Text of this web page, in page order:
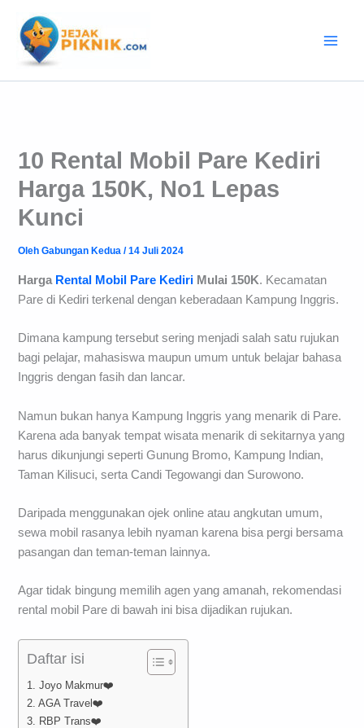
konten
10 Rental Mobil Pare Kediri
Harga 150K, No1 Lepas
Kunci
OlehGabungan Kedua/14 Juli 2024
Harga Rental Mobil Pare Kediri Mulai 150K. Kecamatan
Pare di Kediri terkenal dengan keberadaan Kampung Inggris.
Dimana kampung tersebut sering menjadi salah satu rujukan
bagi pelajar, mahasiswa maupun umum untuk belajar bahasa
Inggris dengan fasih dan lancar.
Namun bukan hanya Kampung Inggris yang menarik di Pare.
Karena ada banyak tempat wisata menarik di sekitarnya yang
harus dikunjungi seperti Gunung Bromo, Kampung Indian,
Taman Kilisuci, serta Candi Tegowangi dan Surowono.
Daripada menggunakan ojek online atau angkutan umum,
sewa mobil rasanya lebih nyaman karena bisa pergi bersama
pasangan dan teman-teman lainnya.
Agar tidak bingung memilih agen yang amanah, rekomendasi
rental mobil Pare di bawah ini bisa dijadikan rujukan.
Daftar isi
1. Joyo Makmur❤️
2. AGA Travel❤️
3. RBP Trans❤️